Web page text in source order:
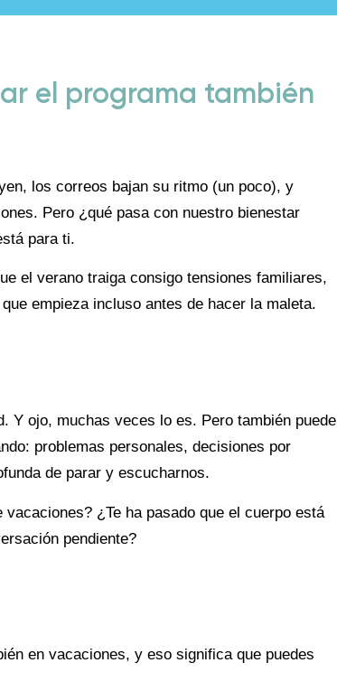
el programa también
los correos bajan su ritmo (un poco), y
Pero ¿qué pasa con nuestro bienestar
para ti.
el verano traiga consigo tensiones familiares,
empieza incluso antes de hacer la maleta.
Y ojo, muchas veces lo es. Pero también puede
problemas personales, decisiones por
de parar y escucharnos.
¿Te ha pasado que el cuerpo está
pendiente?
en vacaciones, y eso significa que puedes